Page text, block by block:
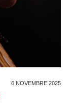
6 NOVEMBRE 2025